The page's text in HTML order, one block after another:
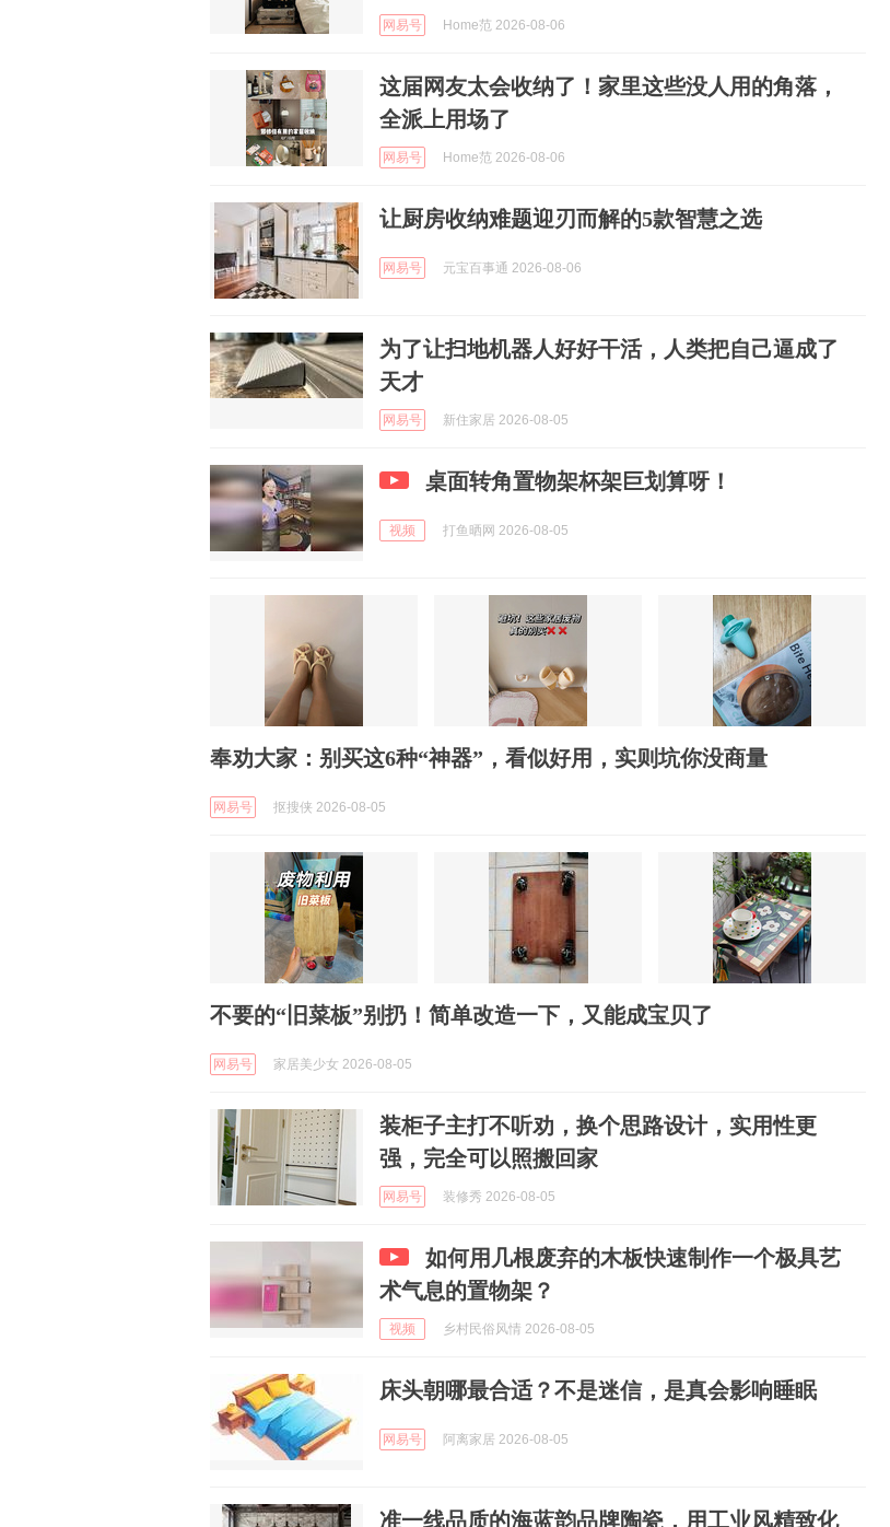
网易号 Home范 2026-08-06
这届网友太会收纳了！家里这些没人用的角落，
全派上用场了
网易号 Home范 2026-08-06
让厨房收纳难题迎刃而解的5款智慧之选
网易号 元宝百事通 2026-08-06
为了让扫地机器人好好干活，人类把自己逼成了
天才
网易号 新住家居 2026-08-05
桌面转角置物架杯架巨划算呀！
视频 打鱼晒网 2026-08-05
奉劝大家：别买这6种“神器”，看似好用，实则坑你没商量
网易号 抠搜侠 2026-08-05
不要的“旧菜板”别扔！简单改造一下，又能成宝贝了
网易号 家居美少女 2026-08-05
装柜子主打不听劝，换个思路设计，实用性更
强，完全可以照搬回家
网易号 装修秀 2026-08-05
如何用几根废弃的木板快速制作一个极具艺
术气息的置物架？
视频 乡村民俗风情 2026-08-05
床头朝哪最合适？不是迷信，是真会影响睡眠
网易号 阿离家居 2026-08-05
准一线品质的海蓝韵品牌陶瓷，用工业风精致化